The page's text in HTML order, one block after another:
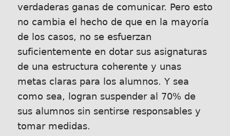
verdaderas ganas de comunicar. Pero esto
no cambia el hecho de que en la mayoría
de los casos, no se esfuerzan
suficientemente en dotar sus asignaturas
de una estructura coherente y unas
metas claras para los alumnos. Y sea
como sea, logran suspender al 70% de
sus alumnos sin sentirse responsables y
tomar medidas.